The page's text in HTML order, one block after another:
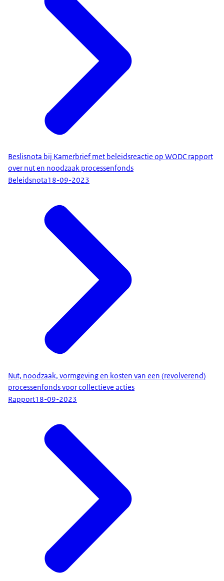
Beslisnota bij Kamerbrief met beleidsreactie op WODC rapport
over nut en noodzaak processenfonds
Beleidsnota18-09-2023
Nut, noodzaak, vormgeving en kosten van een (revolverend)
processenfonds voor collectieve acties
Rapport18-09-2023